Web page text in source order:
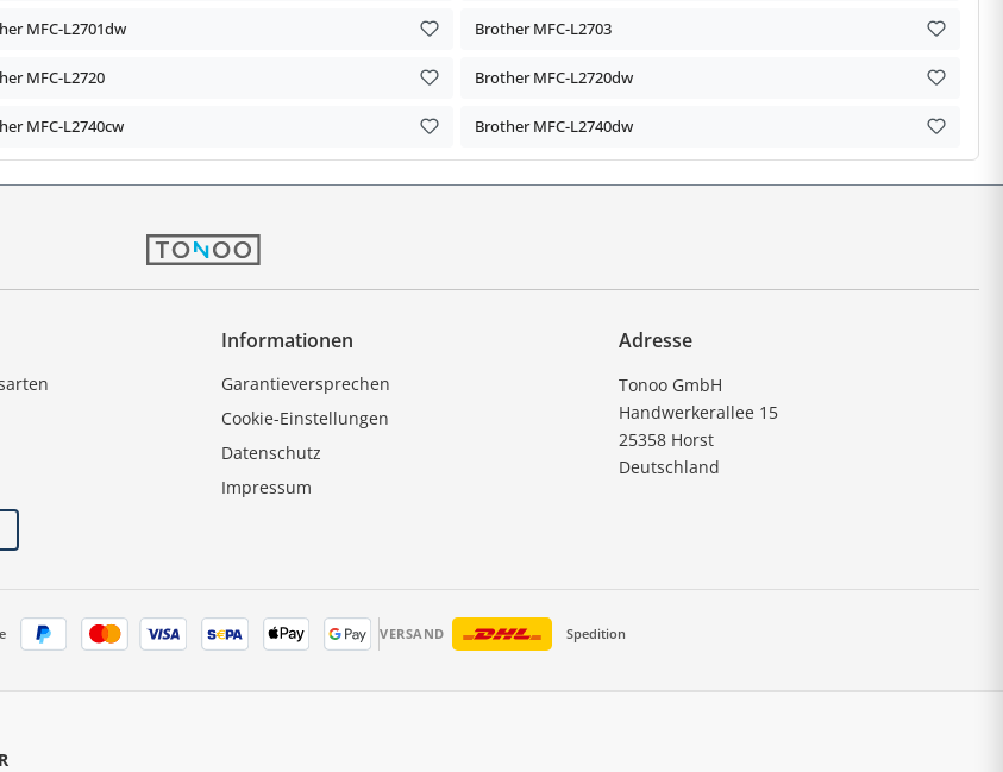
MFC-L2701dw Brother MFC-L2703
MFC-L2720 Brother MFC-L2720dw
MFC-L2740cw Brother MFC-L2740dw
Informationen
Garantieversprechen
Cookie-Einstellungen
Datenschutz
Impressum
Adresse
Tonoo GmbH
Handwerkerallee 15
25358 Horst
Deutschland
VERSAND Spedition